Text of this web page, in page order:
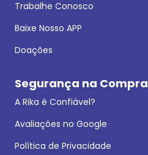
Trabalhe Conosco
Baixe Nosso APP
Doações
Segurança na Compra
A Rika é Confiável?
Avaliações no Google
Política de Privacidade